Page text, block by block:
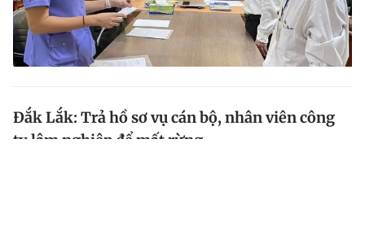
Đắk Lắk: Trả hồ sơ vụ cán bộ, nhân viên công
ty lâm nghiệp để mất rừng